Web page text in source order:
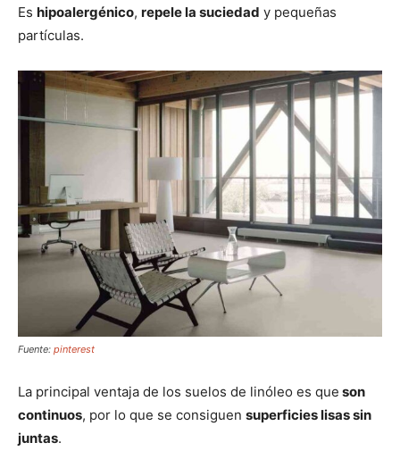
Es hipoalergénico, repele la suciedad y pequeñas
partículas.
Fuente: pinterest
La principal ventaja de los suelos de linóleo es que son
continuos, por lo que se consiguen superficies lisas sin
juntas.